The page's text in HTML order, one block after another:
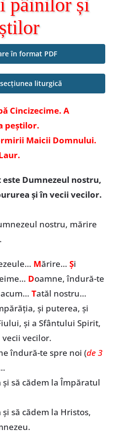
pâinilor și
în format PDF
liturgică
Cincizecime. A
peștilor.
Maicii Domnului.
Dumnezeul nostru,
și în vecii vecilor.
nostru, mărire
Mărire… Și
Doamne, îndură-te
Tatăl nostru…
și puterea, și
și a Sfântului Spirit,
vecilor.
îndură-te spre noi (de 3
să cădem la Împăratul
să cădem la Hristos,